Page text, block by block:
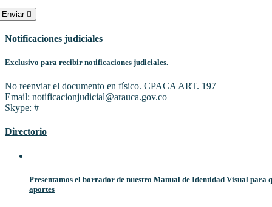
Enviar
Notificaciones judiciales
Exclusivo para recibir notificaciones judiciales.
No reenviar el documento en físico. CPACA ART. 197
Email: notificacionjudicial@arauca.gov.co
Skype: #
Directorio
Presentamos el borrador de nuestro Manual de Identidad Visual para
aportes